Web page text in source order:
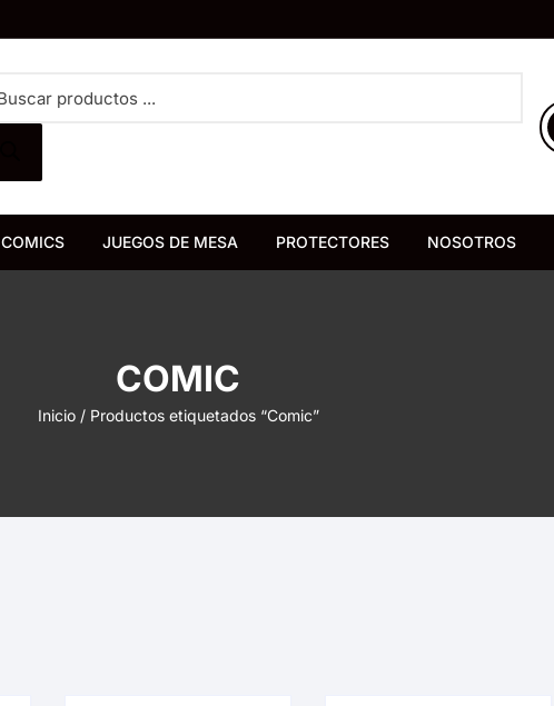
COMICS JUEGOS DE MESA PROTECTORES NOSOTROS
COMIC
Inicio/ Productos etiquetados “Comic”